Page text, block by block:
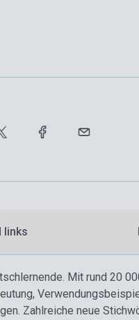
links
Mit rund 20
Zahlreiche neue